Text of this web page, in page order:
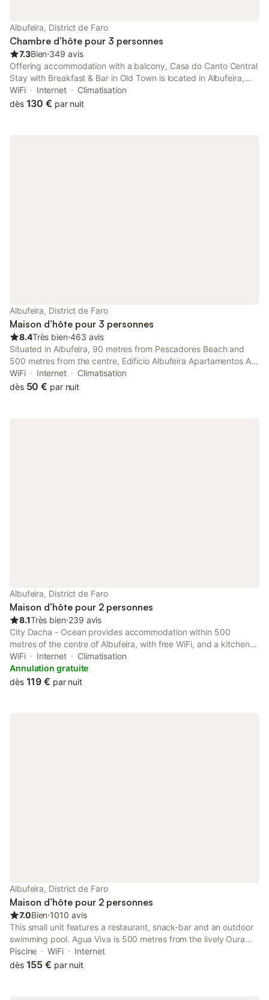
Albufeira, District de Faro
Chambre d’hôte pour 3 personnes
7.3Bien⋅349 avis
Offering accommodation with a balcony, Casa do Canto Central
Stay with Breakfast & Bar in Old Town is located in Albufeira,
less than 10 minutes’ walking from Pescadores Beach. It offers
free WiFi access, and some units provide sea views.
WiFi Internet
Climatisation
dès 130 € par nuit
Albufeira, District de Faro
Maison d’hôte pour 3 personnes
8.4Très bien⋅463 avis
Situated in Albufeira, 90 metres from Pescadores Beach and
500 metres from the centre, Edificio Albufeira Apartamentos A.
Local - Albuturismo Lda features air-conditioned
accommodation with free WiFi, and a shared lounge.
WiFi Internet
Climatisation
dès 50 € par nuit
Albufeira, District de Faro
Maison d’hôte pour 2 personnes
8.1Très bien⋅239 avis
City Dacha - Ocean provides accommodation within 500
metres of the centre of Albufeira, with free WiFi, and a kitchen
with an oven, a microwave and a toaster.
WiFi Internet
Climatisation
Annulation gratuite
dès 119 € par nuit
Albufeira, District de Faro
Maison d’hôte pour 2 personnes
7.0Bien⋅1010 avis
This small unit features a restaurant, snack-bar and an outdoor
swimming pool. Agua Viva is 500 metres from the lively Oura
Strip and 200 metres from Aveiros Beach.
Piscine WiFi
Internet
dès 155 € par nuit